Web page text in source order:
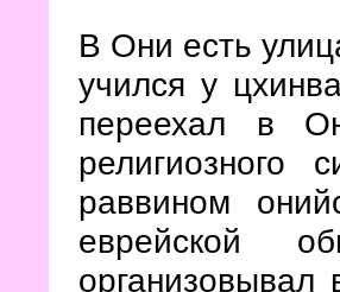
В Они есть
учился у
переехал в
раввином
еврейской
организовывал